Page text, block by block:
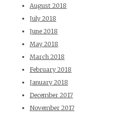
August 2018
July 2018
June 2018
May 2018
March 2018
February 2018
January 2018
December 2017
November 2017